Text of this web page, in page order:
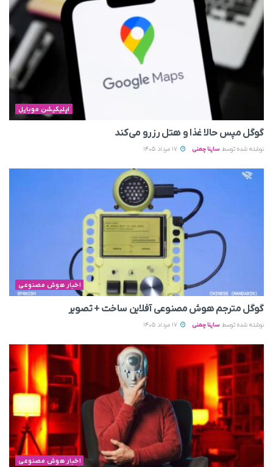
اپلیکیشن موبایل
گوگل مپس حالا غذا و هتل رزرو می‌کند
نوشته شده توسط ساینا چمنی
اخبار هوش مصنوعی
گوگل مترجم هوش مصنوعی آفلاین ساخت + تصویر
نوشته شده توسط ساینا چمنی
اخبار هوش مصنوعی